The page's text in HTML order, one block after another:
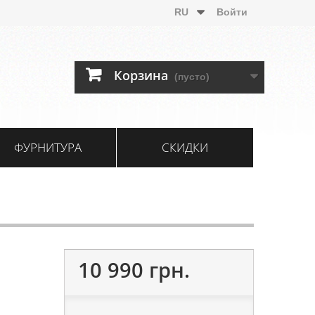
Войти
RU
Корзина (пусто)
ФУРНИТУРА СКИДКИ
10 990 грн.